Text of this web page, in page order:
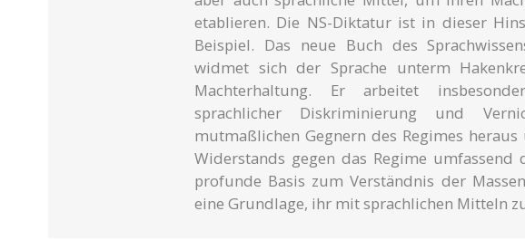
etablieren. Die NS-Diktatur ist in dieser
Beispiel. Das neue Buch des
widmet sich der Sprache unterm
Machterhaltung. Er arbeitet
sprachlicher Diskriminierung und
mutmaßlichen Gegnern des Regimes
Widerstands gegen das Regime umfassend
profunde Basis zum Verständnis der
eine Grundlage, ihr mit sprachlichen Mitteln